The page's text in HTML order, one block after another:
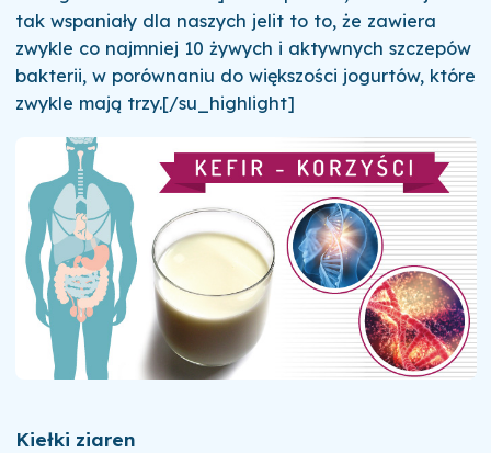
tak wspaniały dla naszych jelit to to, że zawiera
zwykle co najmniej 10 żywych i aktywnych szczepów
bakterii, w porównaniu do większości jogurtów, które
zwykle mają trzy.[/su_highlight]
Kiełki ziaren